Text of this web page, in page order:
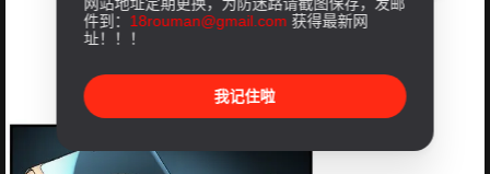
件到： 18rouman@gmail.com 获得最新网
址！！！
我记住啦